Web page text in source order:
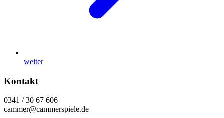
weiter
Kontakt
0341 / 30 67 606
cammer@cammerspiele.de